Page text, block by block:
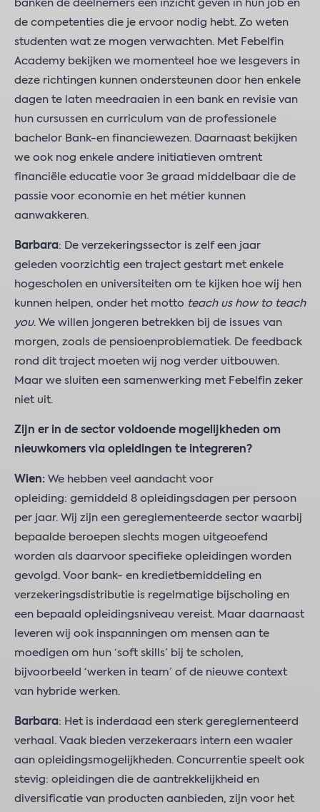
banken de deelnemers een inzicht geven in hun job en
de competenties die je ervoor nodig hebt. Zo weten
studenten wat ze mogen verwachten. Met Febelfin
Academy bekijken we momenteel hoe we lesgevers in
deze richtingen kunnen ondersteunen door hen enkele
dagen te laten meedraaien in een bank en revisie van
hun cursussen en curriculum van de professionele
bachelor Bank-en financiewezen. Daarnaast bekijken
we ook nog enkele andere initiatieven omtrent
financiële educatie voor 3e graad middelbaar die de
passie voor economie en het métier kunnen
aanwakkeren.
Barbara: De verzekeringssector is zelf een jaar
geleden voorzichtig een traject gestart met enkele
hogescholen en universiteiten om te kijken hoe wij hen
kunnen helpen, onder het motto teach us how to teach
you. We willen jongeren betrekken bij de issues van
morgen, zoals de pensioenproblematiek. De feedback
rond dit traject moeten wij nog verder uitbouwen.
Maar we sluiten een samenwerking met Febelfin zeker
niet uit.
Zijn er in de sector voldoende mogelijkheden om
nieuwkomers via opleidingen te integreren?
Wien: We hebben veel aandacht voor
opleiding: gemiddeld 8 opleidingsdagen per persoon
per jaar. Wij zijn een gereglementeerde sector waarbij
bepaalde beroepen slechts mogen uitgeoefend
worden als daarvoor specifieke opleidingen worden
gevolgd. Voor bank- en kredietbemiddeling en
verzekeringsdistributie is regelmatige bijscholing en
een bepaald opleidingsniveau vereist. Maar daarnaast
leveren wij ook inspanningen om mensen aan te
moedigen om hun ‘soft skills’ bij te scholen,
bijvoorbeeld ‘werken in team’ of de nieuwe context
van hybride werken.
Barbara: Het is inderdaad een sterk gereglementeerd
verhaal. Vaak bieden verzekeraars intern een waaier
aan opleidingsmogelijkheden. Concurrentie speelt ook
stevig: opleidingen die de aantrekkelijkheid en
diversificatie van producten aanbieden, zijn voor het